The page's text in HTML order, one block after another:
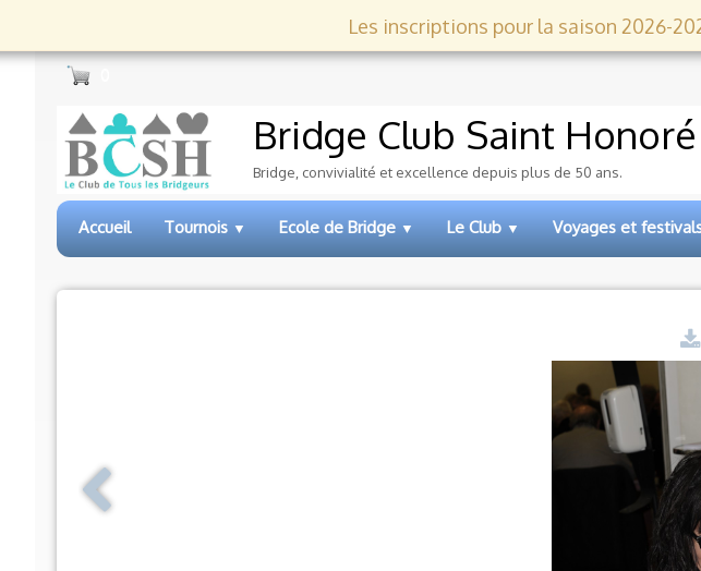
Les inscriptions pour la saison 2026-
Bridge Club Saint Honoré
Bridge, convivialité et excellence depuis plus de 50 ans.
Accueil Tournois ▼ Ecole de Bridge ▼ Le Club ▼ Voyages et